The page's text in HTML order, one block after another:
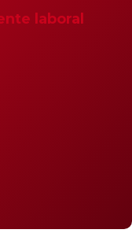
laboral